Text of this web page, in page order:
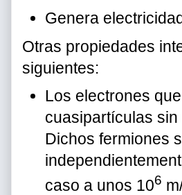
Genera
Otras propiedades
siguientes:
Los electrones
cuasipartículas
Dichos fermiones
caso a unos 106